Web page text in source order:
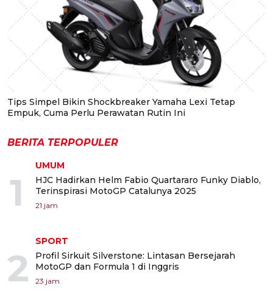
Tips Simpel Bikin Shockbreaker Yamaha Lexi Tetap
Empuk, Cuma Perlu Perawatan Rutin Ini
BERITA TERPOPULER
1
UMUM
HJC Hadirkan Helm Fabio Quartararo Funky Diablo,
Terinspirasi MotoGP Catalunya 2025
21 jam
2
SPORT
Profil Sirkuit Silverstone: Lintasan Bersejarah
MotoGP dan Formula 1 di Inggris
23 jam